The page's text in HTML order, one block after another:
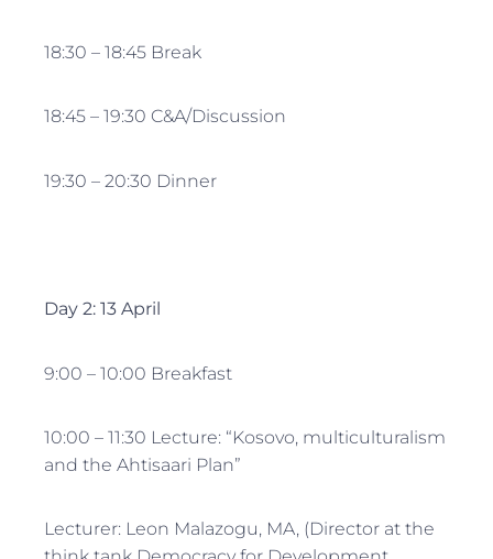
18:30 – 18:45 Break
18:45 – 19:30 C&A/Discussion
19:30 – 20:30 Dinner
Day 2: 13 April
9:00 – 10:00 Breakfast
10:00 – 11:30 Lecture: “Kosovo, multiculturalism
and the Ahtisaari Plan”
Lecturer: Leon Malazogu, MA, (Director at the